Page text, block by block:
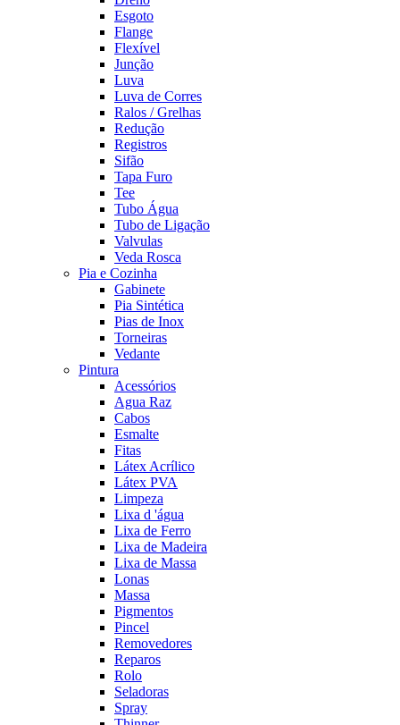
Esgoto
Flange
Flexível
Junção
Luva
Luva de Corres
Ralos / Grelhas
Redução
Registros
Sifão
Tapa Furo
Tee
Tubo Água
Tubo de Ligação
Valvulas
Veda Rosca
Pia e Cozinha
Gabinete
Pia Sintética
Pias de Inox
Torneiras
Vedante
Pintura
Acessórios
Agua Raz
Cabos
Esmalte
Fitas
Látex Acrílico
Látex PVA
Limpeza
Lixa d 'água
Lixa de Ferro
Lixa de Madeira
Lixa de Massa
Lonas
Massa
Pigmentos
Pincel
Removedores
Reparos
Rolo
Seladoras
Spray